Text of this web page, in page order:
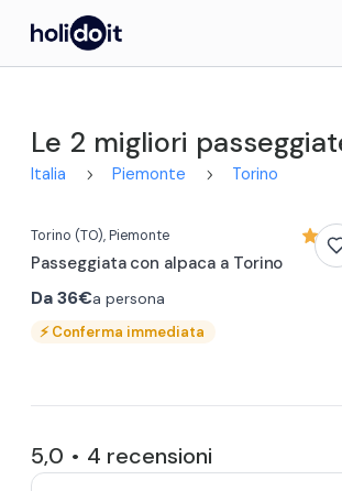
Le 2 migliori
Italia Piemonte Torino
0:08
Torino (TO), Piemonte
Passeggiata con alpaca a Torino
Da36€a persona
⚡Conferma immediata
5,0 • 4 recensioni